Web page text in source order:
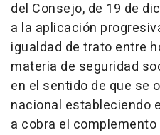
del Consejo, de 19 de
a la aplicación
igualdad de trato entre
materia de seguridad
en el sentido de que se
nacional estableciendo
a cobra el